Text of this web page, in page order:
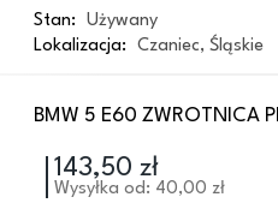
Stan:
Używany
Lokalizacja:
Czaniec, Śląskie
BMW 5 E60 ZWROTNICA
143,50 zł
Wysyłka od: 40,00 zł